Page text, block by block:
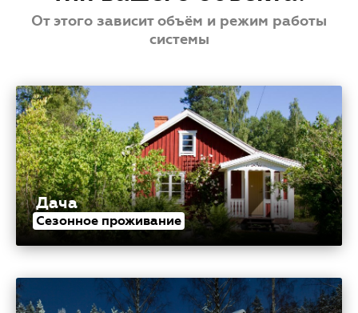
От этого зависит объём и режим работы
системы
Дача
Сезонное проживание